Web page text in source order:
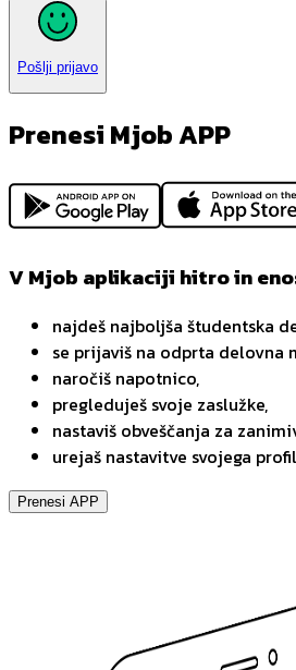
Pošlji prijavo
Prenesi Mjob APP
V Mjob aplikaciji hitro in
najdeš najboljša študentska
se prijaviš na odprta delovna
naročiš napotnico,
pregleduješ svoje zaslužke,
nastaviš obveščanja za
urejaš nastavitve svojega
Prenesi APP